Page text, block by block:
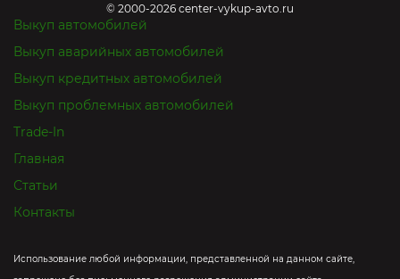
© 2000-2026 center-vykup-avto.ru
Выкуп автомобилей
Выкуп аварийных автомобилей
Выкуп кредитных автомобилей
Выкуп проблемных автомобилей
Trade-In
Главная
Статьи
Контакты
Использование любой информации, представленной на данном сайте,